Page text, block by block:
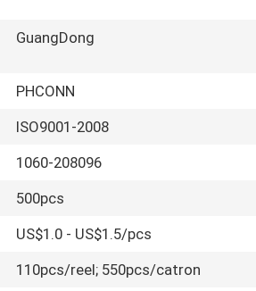
GuangDong
PHCONN
ISO9001-2008
1060-208096
500pcs
US$1.0 - US$1.5/pcs
110pcs/reel; 550pcs/catron